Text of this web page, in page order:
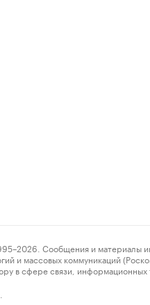
Сообщения и материалы
и массовых коммуникаций
в сфере связи,